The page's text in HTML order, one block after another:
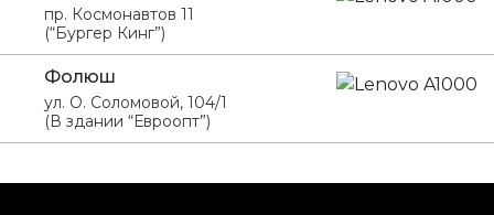
пр. Космонавтов 11
(“Бургер Кинг”)
Фолюш
ул. О. Соломовой, 104/1
(В здании “Евроопт”)